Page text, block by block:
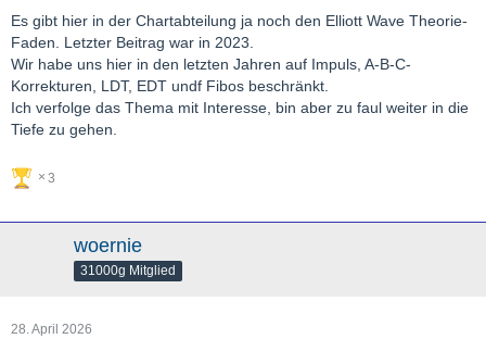
Es gibt hier in der Chartabteilung ja noch den Elliott Wave Theorie-
Faden. Letzter Beitrag war in 2023.
Wir habe uns hier in den letzten Jahren auf Impuls, A-B-C-
Korrekturen, LDT, EDT undf Fibos beschränkt.
Ich verfolge das Thema mit Interesse, bin aber zu faul weiter in die
Tiefe zu gehen.
3
woernie
31000g Mitglied
28. April 2026